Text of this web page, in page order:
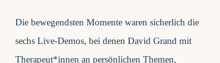
Die bewegendsten Momente waren sicherlich die
sechs Live-Demos, bei denen David Grand mit
Therapeut*innen an persönlichen Themen,